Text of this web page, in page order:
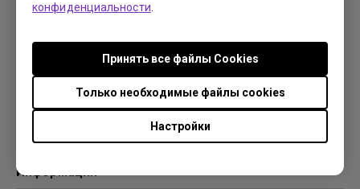
конфиденциальности
Настройки
Только необходимые файлы cookies
Принять все файлы Сookies
Продукция
Мониторы
Решения
Поддержка
Ресурсы
Информация